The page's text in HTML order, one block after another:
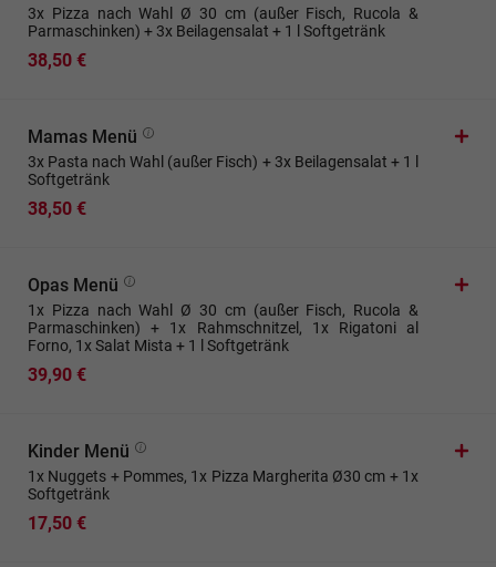
3x Pizza nach Wahl Ø 30 cm (außer Fisch, Rucola &
Parmaschinken) + 3x Beilagensalat + 1 l Softgetränk
38,50 €
Mamas Menü
3x Pasta nach Wahl (außer Fisch) + 3x Beilagensalat + 1 l
Softgetränk
38,50 €
Opas Menü
1x Pizza nach Wahl Ø 30 cm (außer Fisch, Rucola &
Parmaschinken) + 1x Rahmschnitzel, 1x Rigatoni al
Forno, 1x Salat Mista + 1 l Softgetränk
39,90 €
Kinder Menü
1x Nuggets + Pommes, 1x Pizza Margherita Ø30 cm + 1x
Softgetränk
17,50 €